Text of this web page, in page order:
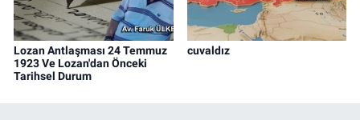
Lozan Antlaşması 24 Temmuz
1923 Ve Lozan'dan Önceki
Tarihsel Durum
cuvaldız